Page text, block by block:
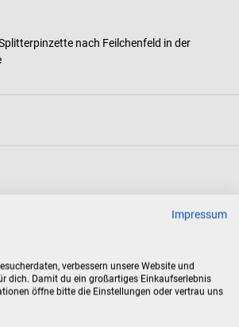
nach Feilchenfeld in der
auch
Impressum
verbessern unsere Website und
dich. Damit du ein großartiges Einkaufserlebnis
öffne bitte die Einstellungen oder vertrau uns